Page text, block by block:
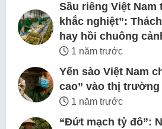
Sầu riêng Việt
khắc nghiệt”:
hay hồi chuông
1 năm trước
Yến sào Việt Nam
cao” vào thị trường
1 năm trước
“Đứt mạch tỷ đô”: